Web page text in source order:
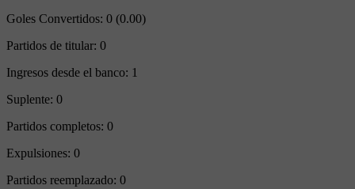
Goles Convertidos: 0 (0.00)
Partidos de titular: 0
Ingresos desde el banco: 1
Suplente: 0
Partidos completos: 0
Expulsiones: 0
Partidos reemplazado: 0